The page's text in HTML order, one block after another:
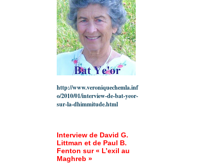
http://www.veroniquechemla.inf
o/2010/01/interview-de-bat-yeor-
sur-la-dhimmitude.html
Interview de David G.
Littman et de Paul B.
Fenton sur « L’exil au
Maghreb »